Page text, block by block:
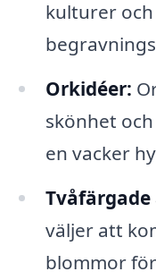
kulturer
Orkidéer:
skönhet
en vacker
väljer att
blommor